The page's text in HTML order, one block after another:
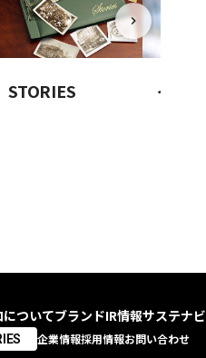
STORIES イノ
ついてブランドIR情報サステナ
企業情報採用情報お問い合わせ